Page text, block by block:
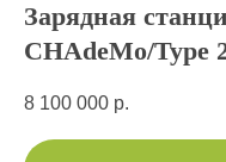
Зарядная
CHAdeMo/Type
8 100 000 р.